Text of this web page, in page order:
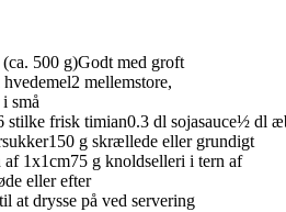
500 g)Godt med groft
hvedemel2 mellemstore,
i små
stilke frisk timian0.3 dl sojasauce½ dl
150 g skrællede eller grundigt
af 1x1cm75 g knoldselleri i tern af
eller efter
til at drysse på ved servering